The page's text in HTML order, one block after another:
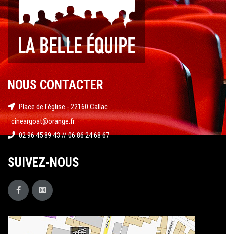
NOUS CONTACTER
Place de l'église - 22160 Callac
cineargoat@orange.fr
02 96 45 89 43 // 06 86 24 68 67
SUIVEZ-NOUS